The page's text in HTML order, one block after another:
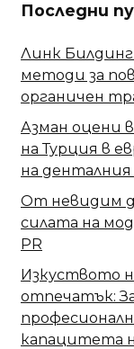
Последни
Линк Билдинг
методи за
органичен
Азман оцени
на Турция в
на денталния
От невидим
силата на
PR
Изкуството
отпечатък:
капацитета